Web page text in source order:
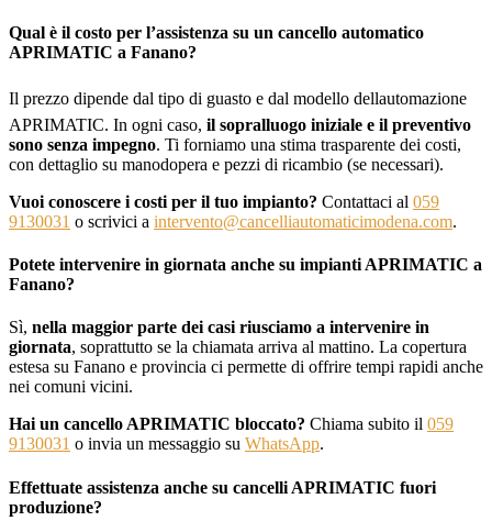
Qual è il costo per l’assistenza su un cancello automatico
APRIMATIC a Fanano?
Il prezzo dipende dal tipo di guasto e dal modello dellautomazione
APRIMATIC. In ogni caso, il sopralluogo iniziale e il preventivo
sono senza impegno. Ti forniamo una stima trasparente dei costi,
con dettaglio su manodopera e pezzi di ricambio (se necessari).
Vuoi conoscere i costi per il tuo impianto? Contattaci al 059
9130031 o scrivici a intervento@cancelliautomaticimodena.com.
Potete intervenire in giornata anche su impianti APRIMATIC a
Fanano?
Sì, nella maggior parte dei casi riusciamo a intervenire in
giornata, soprattutto se la chiamata arriva al mattino. La copertura
estesa su Fanano e provincia ci permette di offrire tempi rapidi anche
nei comuni vicini.
Hai un cancello APRIMATIC bloccato? Chiama subito il 059
9130031 o invia un messaggio su WhatsApp.
Effettuate assistenza anche su cancelli APRIMATIC fuori
produzione?